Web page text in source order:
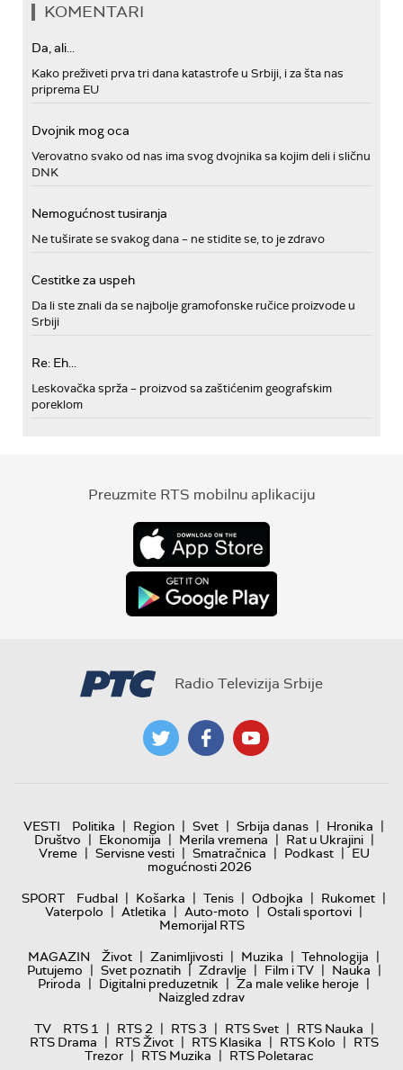
KOMENTARI
Da, ali...
Kako preživeti prva tri dana katastrofe u Srbiji, i za šta nas
priprema EU
Dvojnik mog oca
Verovatno svako od nas ima svog dvojnika sa kojim deli i sličnu
DNK
Nemogućnost tusiranja
Ne tuširate se svakog dana – ne stidite se, to je zdravo
Cestitke za uspeh
Da li ste znali da se najbolje gramofonske ručice proizvode u
Srbiji
Re: Eh...
Leskovačka sprža – proizvod sa zaštićenim geografskim
poreklom
Preuzmite RTS mobilnu aplikaciju
Radio Televizija Srbije
VESTI Politika | Region | Svet | Srbija danas | Hronika |
Društvo | Ekonomija | Merila vremena | Rat u Ukrajini |
Vreme | Servisne vesti | Smatračnica | Podkast | EU
mogućnosti 2026
SPORT
Fudbal | Košarka | Tenis | Odbojka | Rukomet |
Vaterpolo | Atletika | Auto-moto | Ostali sportovi |
Memorijal RTS
MAGAZIN
Život | Zanimljivosti | Muzika | Tehnologija |
Putujemo | Svet poznatih | Zdravlje | Film i TV | Nauka |
Priroda | Digitalni preduzetnik | Za male velike heroje |
Naizgled zdrav
TV
RTS 1 | RTS 2 | RTS 3 | RTS Svet | RTS Nauka |
RTS Drama | RTS Život | RTS Klasika | RTS Kolo | RTS
Trezor | RTS Muzika | RTS Poletarac